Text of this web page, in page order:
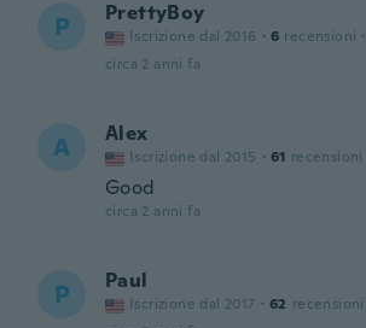
P PrettyBoy
Iscrizione dal 2016 · 6 recensioni ·
circa 2 anni fa
A Alex
Iscrizione dal 2015 · 61 recensioni
Good
circa 2 anni fa
P Paul
Iscrizione dal 2017 · 62 recensioni